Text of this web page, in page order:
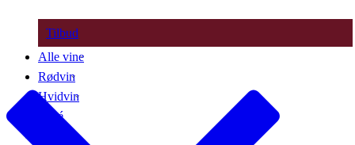
Tilbud
Alle vine
Rødvin
Hvidvin
Rosé